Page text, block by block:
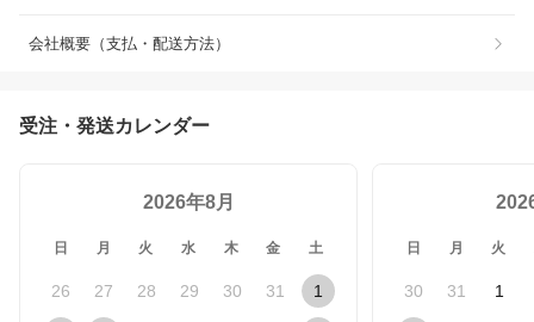
会社概要（支払・配送方法）
受注・発送カレンダー
2026年8月
日 月 火 水 木 金 土
26 27 28 29 30 31 1
日 月 火
30 31 1